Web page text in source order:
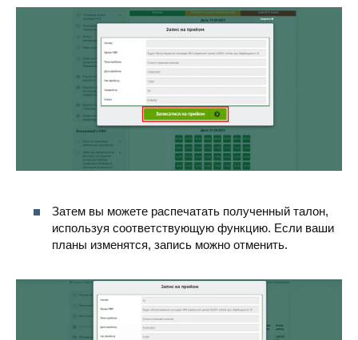
Затем вы можете распечатать полученный талон,
используя соответствующую функцию. Если ваши
планы изменятся, запись можно отменить.